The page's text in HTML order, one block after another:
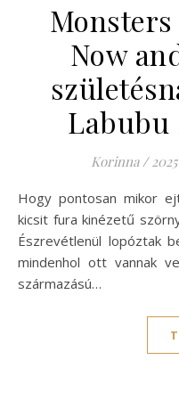
Now
Labubu
Korinna /
Hogy pontosan mikor ejtették rabul a szívemet ezek a
kicsit fura kinézetű
Észrevétlenül lopóztak
mindenhol ott vannak
származású…